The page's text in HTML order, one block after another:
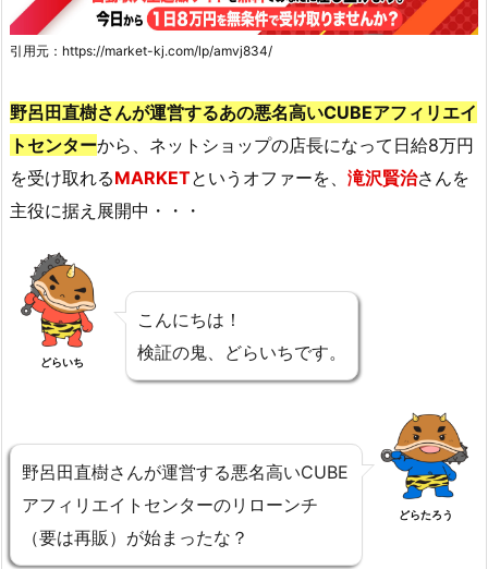
引用元：https://market-kj.com/lp/amvj834/
野呂田直樹さんが運営するあの悪名高いCUBEアフィリエイ
トセンターから、ネットショップの店長になって日給8万円
を受け取れるMARKETというオファーを、 滝沢賢治さんを
主役に据え展開中・・・
どらいち
こんにちは！
検証の鬼、どらいちです。
野呂田直樹さんが運営する悪名高いCUBE
アフィリエイトセンターのリローンチ
（要は再販）が始まったな？
どらたろう